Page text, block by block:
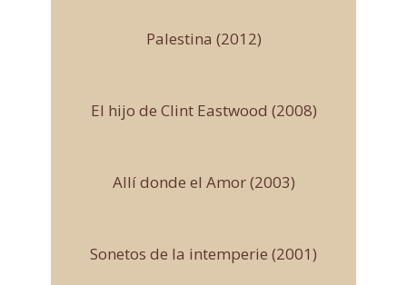
Palestina (2012)
El hijo de Clint Eastwood (2008)
Allí donde el Amor (2003)
Sonetos de la intemperie (2001)